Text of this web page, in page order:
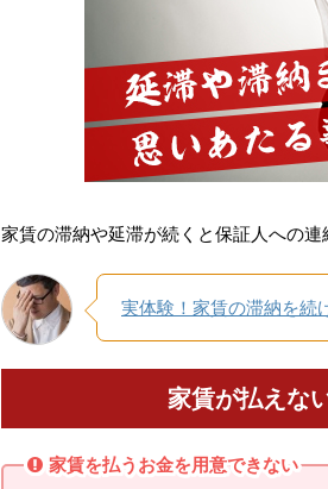
家賃の滞納や延滞が続くと保証人への連
実体験！家賃の滞納を続
家賃が払えな
家賃を払うお金を用意できない